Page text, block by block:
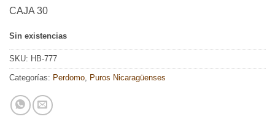
CAJA 30
Sin existencias
SKU: HB-777
Categorías: Perdomo, Puros Nicaragüenses